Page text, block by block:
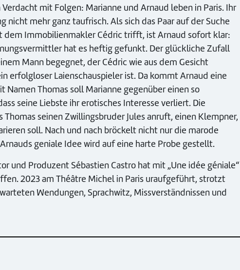
mit Folgen: Marianne und Arnaud leben in Paris. Ihr
nicht mehr ganz taufrisch. Als sich das Paar auf der Suche
dem Immobilienmakler Cédric trifft, ist Arnaud sofort klar:
hat es heftig gefunkt. Der glückliche Zufall
Mann begegnet, der Cédric wie aus dem Gesicht
erfolgloser Laienschauspieler ist. Da kommt Arnaud eine
Namen Thomas soll Marianne gegenüber einen so
seine Liebste ihr erotisches Interesse verliert. Die
seinen Zwillingsbruder Jules anruft, einen Klempner,
soll. Nach und nach bröckelt nicht nur die marode
geniale Idee wird auf eine harte Probe gestellt.
und Produzent Sébastien Castro hat mit „Une idée géniale“
2023 am Théâtre Michel in Paris uraufgeführt, strotzt
Wendungen, Sprachwitz, Missverständnissen und